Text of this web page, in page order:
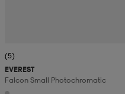
(5)
EVEREST
Falcon Small Photochromatic